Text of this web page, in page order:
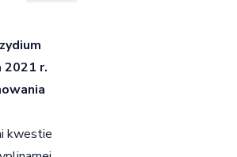
2021 r.
kwestie